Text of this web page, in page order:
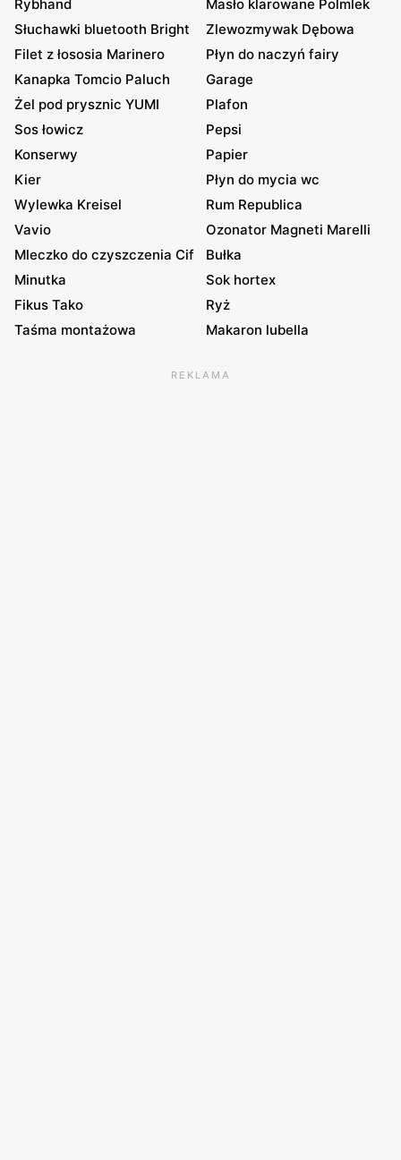
Rybhand
Masło klarowane Polmlek
Słuchawki bluetooth Bright
Zlewozmywak Dębowa
Filet z łososia Marinero
Płyn do naczyń fairy
Kanapka Tomcio Paluch
Garage
Żel pod prysznic YUMI
Plafon
Sos łowicz
Pepsi
Konserwy
Papier
Kier
Płyn do mycia wc
Wylewka Kreisel
Rum Republica
Vavio
Ozonator Magneti Marelli
Mleczko do czyszczenia Cif
Bułka
Minutka
Sok hortex
Fikus Tako
Ryż
Taśma montażowa
Makaron lubella
REKLAMA